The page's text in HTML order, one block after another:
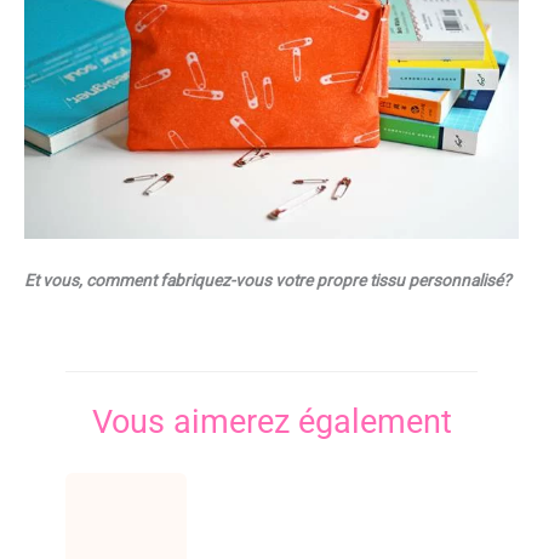
Et vous, comment fabriquez-vous votre propre tissu personnalisé?
Vous aimerez également